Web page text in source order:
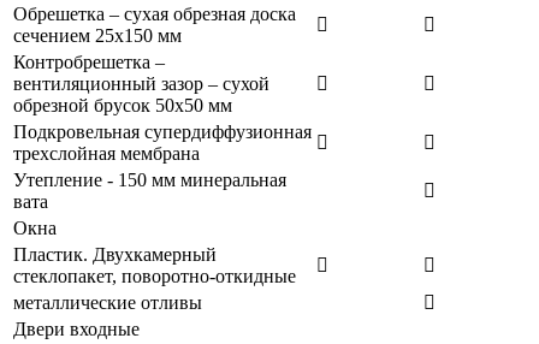
Обрешетка – сухая обрезная доска
сечением 25x150 мм
Контробрешетка –
вентиляционный зазор – сухой
обрезной брусок 50x50 мм
Подкровельная супердиффузионная
трехслойная мембрана
Утепление - 150 мм минеральная
вата
Окна
Пластик. Двухкамерный
стеклопакет, поворотно-откидные
металлические отливы
Двери входные